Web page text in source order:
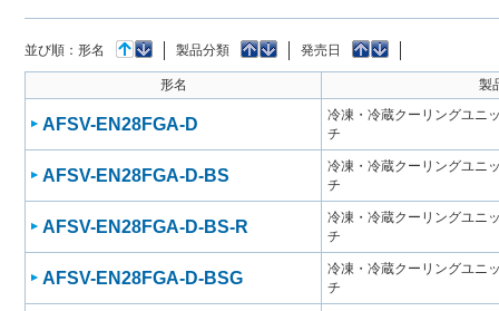
並び順： 形名 製品分類 発売日
形名 製
AFSV-EN28FGA-D
冷凍・冷蔵クーリングユニ
チ
AFSV-EN28FGA-D-BS
冷凍・冷蔵クーリングユニ
チ
AFSV-EN28FGA-D-BS-R
冷凍・冷蔵クーリングユニ
チ
AFSV-EN28FGA-D-BSG
冷凍・冷蔵クーリングユニ
チ